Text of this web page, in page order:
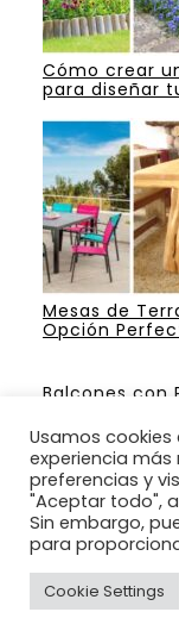
Cómo crear
para diseñar
Mesas de
Opción
Balcones con
Ideas para
BUSCANOS :
Usamos
experiencia
preferencias y
"Aceptar todo",
Sin embargo,
para
Cookie Settings